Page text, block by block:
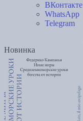
ВКонтакте
WhatsApp
Telegram
Новинка